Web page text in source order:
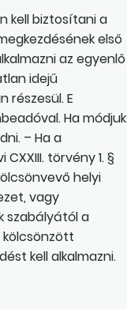
kell biztosítani a
első
az egyenlő
idejű
részesül. E
Ha módjuk
– Ha a
törvény 1. §
helyi
vagy
szabályától a
kölcsönzött
kell alkalmazni.